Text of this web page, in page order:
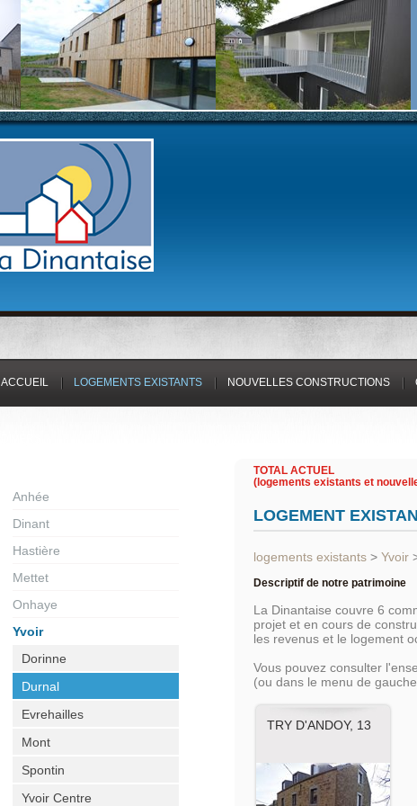
ACCUEIL LOGEMENTS EXISTANTS NOUVELLES CONSTRUCTIONS
Anhée
Dinant
Hastière
Mettet
Onhaye
Yvoir
Dorinne
Durnal
Evrehailles
Mont
Spontin
Yvoir Centre
TOTAL ACTUEL
(logements existants et
LOGEMENT
logements existants > Yvoir
Descriptif de notre patrimoine
La Dinantaise couvre 6
projet et en cours de
les revenus et le logement
Vous pouvez consulter
(ou dans le menu de
TRY D'ANDOY, 13